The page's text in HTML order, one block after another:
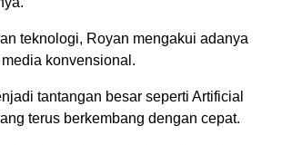
teknologi, Royan mengakui adanya
konvensional.
tantangan besar seperti Artificial
terus berkembang dengan cepat.